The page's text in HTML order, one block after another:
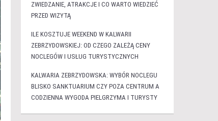
ZWIEDZANIE, ATRAKCJE I CO WARTO WIEDZIEĆ
PRZED WIZYTĄ
ILE KOSZTUJE WEEKEND W KALWARII
ZEBRZYDOWSKIEJ: OD CZEGO ZALEŻĄ CENY
NOCLEGÓW I USŁUG TURYSTYCZNYCH
KALWARIA ZEBRZYDOWSKA: WYBÓR NOCLEGU
BLISKO SANKTUARIUM CZY POZA CENTRUM A
CODZIENNA WYGODA PIELGRZYMA I TURYSTY